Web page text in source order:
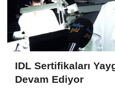
IDL Sertifikaları
Devam Ediyor